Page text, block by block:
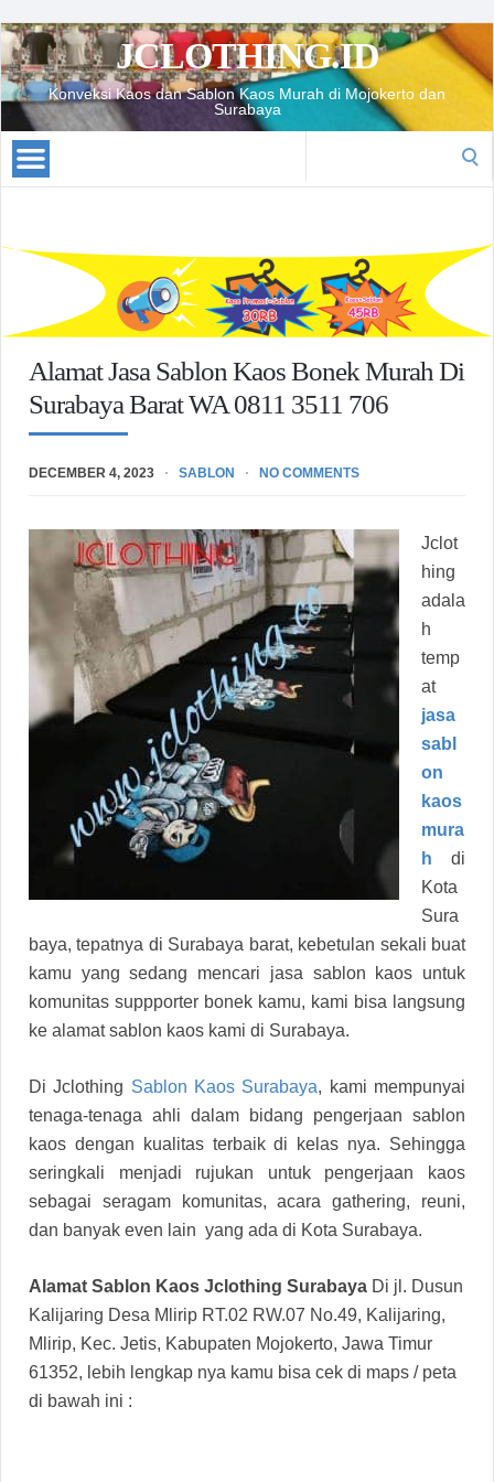
JCLOTHING.ID
Konveksi Kaos dan Sablon Kaos Murah di Mojokerto dan
Surabaya
Alamat Jasa Sablon Kaos Bonek Murah Di
Surabaya Barat WA 0811 3511 706
DECEMBER 4, 2023 SABLON NO COMMENTS
Jclot
hing
adala
h
temp
at
jasa
sabl
on
kaos
mura
h di
Kota
Sura
baya, tepatnya di Surabaya barat, kebetulan sekali buat
kamu yang sedang mencari jasa sablon kaos untuk
komunitas suppporter bonek kamu, kami bisa langsung
ke alamat sablon kaos kami di Surabaya.
Di Jclothing Sablon Kaos Surabaya, kami mempunyai
tenaga-tenaga ahli dalam bidang pengerjaan sablon
kaos dengan kualitas terbaik di kelas nya. Sehingga
seringkali menjadi rujukan untuk pengerjaan kaos
sebagai seragam komunitas, acara gathering, reuni,
dan banyak even lain yang ada di Kota Surabaya.
Alamat Sablon Kaos Jclothing Surabaya Di jl. Dusun
Kalijaring Desa Mlirip RT.02 RW.07 No.49, Kalijaring,
Mlirip, Kec. Jetis, Kabupaten Mojokerto, Jawa Timur
61352, lebih lengkap nya kamu bisa cek di maps / peta
di bawah ini :